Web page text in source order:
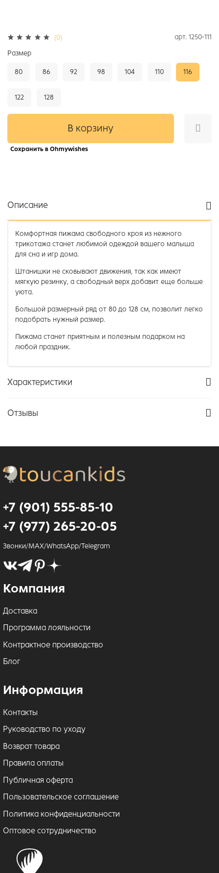
(0) арт. 1250-111
В корзину
Сохранить в Ohmywishes
Размер
80 86 92 98 104 110 116
122 128
Описание
Комфортная пижама свободного кроя из нежного
трикотажа станет любимой одеждой вашего малыша
для сна и игр дома.
Штанишки не сковывают движения, так как имеют
мягкую резинку, а свободный верх добавит еще больше
уюта.
Большой размерный ряд от 80 до 128 см, позволит легко
подобрать нужный размер.
Пижама станет приятным и полезным подарком на
любой праздник.
Характеристики
Отзывы
+7 (901) 555-85-10
+7 (977) 265-20-05
Звонки/MAX/WhatsApp/Telegram
Компания
Доставка
Программа лояльности
Контрактное производство
Блог
Информация
Контакты
Руководство по уходу
Возврат товара
Правила оплаты
Публичная оферта
Пользовательское соглашение
Политика конфиденциальности
Оптовое сотрудничество